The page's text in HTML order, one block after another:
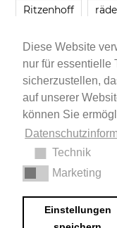
Diese Website
nur für essentielle
sicherzustellen,
auf unserer
können Sie
Technik
Marketing
Einstellungen
Ritzenhoff
Smartbuyglasses
Impressum
© 2020